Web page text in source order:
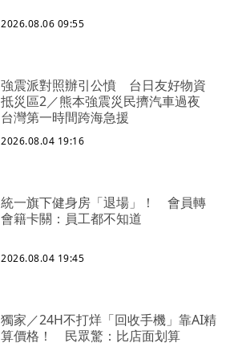
2026.08.06 09:55
強震派對照辦引公憤 台日友好物資
抵災區2／熊本強震災民擠汽車過夜
台灣第一時間跨海急援
2026.08.04 19:16
統一旗下健身房「退場」！ 會員轉
會籍卡關：員工都不知道
2026.08.04 19:45
獨家／24H不打烊「回收手機」靠AI精
算價格！ 民眾驚：比店面划算